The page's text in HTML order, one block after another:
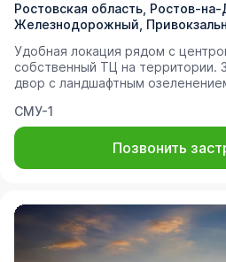
Ростовская область, Ростов-на-
Железнодорожный,
Удобная локация рядом с
собственный ТЦ на территории.
двор с ландшафтным
СМУ-1
Позвонить